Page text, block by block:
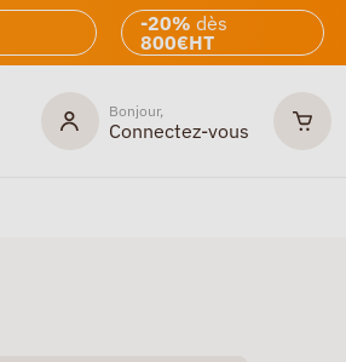
-20% dès
800€HT
Bonjour,
Connectez-vous